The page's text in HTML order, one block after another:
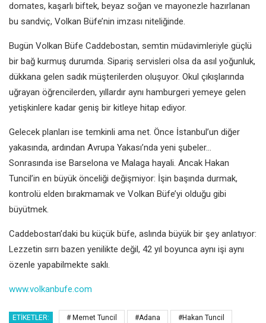
domates, kaşarlı biftek, beyaz soğan ve mayonezle hazırlanan
bu sandviç, Volkan Büfe’nin imzası niteliğinde.
Bugün Volkan Büfe Caddebostan, semtin müdavimleriyle güçlü
bir bağ kurmuş durumda. Sipariş servisleri olsa da asıl yoğunluk,
dükkana gelen sadık müşterilerden oluşuyor. Okul çıkışlarında
uğrayan öğrencilerden, yıllardır aynı hamburgeri yemeye gelen
yetişkinlere kadar geniş bir kitleye hitap ediyor.
Gelecek planları ise temkinli ama net. Önce İstanbul’un diğer
yakasında, ardından Avrupa Yakası’nda yeni şubeler…
Sonrasında ise Barselona ve Malaga hayali. Ancak Hakan
Tuncil’in en büyük önceliği değişmiyor: İşin başında durmak,
kontrolü elden bırakmamak ve Volkan Büfe’yi olduğu gibi
büyütmek.
Caddebostan’daki bu küçük büfe, aslında büyük bir şey anlatıyor:
Lezzetin sırrı bazen yenilikte değil, 42 yıl boyunca aynı işi aynı
özenle yapabilmekte saklı.
www.volkanbufe.com
ETIKETLER: # Memet Tuncil #Adana #Hakan Tuncil